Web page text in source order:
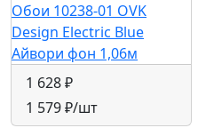
Обои 10238-01 OVK
Design Electric Blue
Айвори фон 1,06м
1 628 ₽
1 579 ₽/шт